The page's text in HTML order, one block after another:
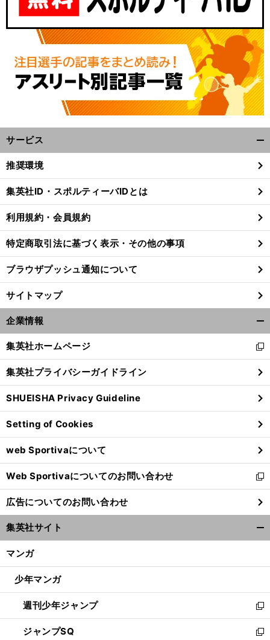
サービス
閉
る
推奨環境
集英社ID・スポルティーバIDとは
利用規約・会員規約
特定商取引法に基づく表示・その他の事項
ブラウザプッシュ通知について
サイトマップ
企業情報
閉
る
集英社ホームページ
新
し
い
ウ
ィ
ン
ド
ウ
で
開
く
集英社プライバシーガイドライン
SHUEISHA Privacy Guideline
Setting of Cookies
web Sportivaについて
Web Sportivaについてのお問い合わせ
新
し
い
ウ
ィ
ン
ウ
開
く
広告についてのお問い合わせ
集英社サイト
マンガ
少年マンガ
週刊少年ジャンプ
新
し
い
ジャンプSQ
新